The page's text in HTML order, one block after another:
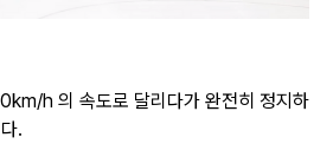
h 의 속도로 달리다가 완전히 정지하
.